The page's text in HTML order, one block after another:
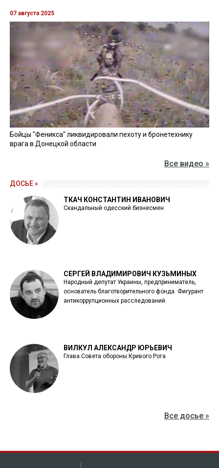
07 августа 2025
Бойцы "Феникса" ликвидировали пехоту и бронетехнику
врага в Донецкой области
Все видео »
ДОСЬЕ »
ТКАЧ КОНСТАНТИН ИВАНОВИЧ
Скандальный одесский бизнесмен
СЕРГЕЙ ВЛАДИМИРОВИЧ КУЗЬМИНЫХ
Народный депутат Украины, предприниматель,
основатель благотворительного фонда. Фигурант
антикоррупционных расследований.
ВИЛКУЛ АЛЕКСАНДР ЮРЬЕВИЧ
Глава Совета обороны Кривого Рога
Все досье »